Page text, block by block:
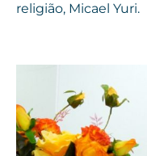
religião, Micael Yuri.